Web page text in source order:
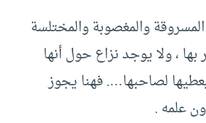
والمغصوبة والمختلسة
بها ، ولا يوجد نزاع حول أنها
يعطيها لصاحبها…. فهنا يجوز
علمه .